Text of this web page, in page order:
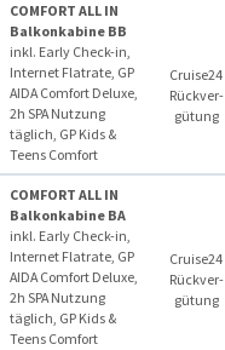
COMFORT ALL IN
Balkonkabine BB
inkl. Early Check-in,
Internet Flatrate, GP
AIDA Comfort Deluxe,
2h SPA Nutzung
täglich, GP Kids &
Teens Comfort
Cruise24
Rückver­
gütung
COMFORT ALL IN
Balkonkabine BA
inkl. Early Check-in,
Internet Flatrate, GP
AIDA Comfort Deluxe,
2h SPA Nutzung
täglich, GP Kids &
Teens Comfort
Cruise24
Rückver­
gütung